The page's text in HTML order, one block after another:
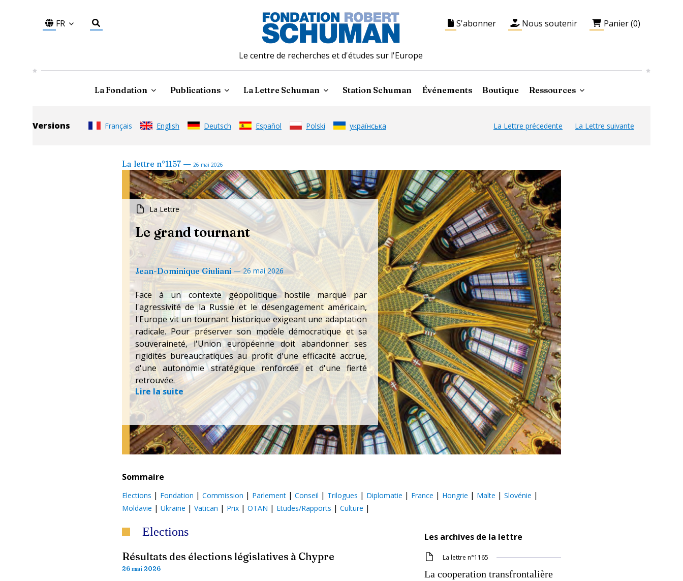
FR
Le centre de recherches et d'études sur l'Europe
S'abonner Nous soutenir Panier (0)
La Fondation Publications La Lettre Schuman Station Schuman Événements Boutique Ressources
Versions Français English Deutsch Español Polski українська La Lettre précedente La Lettre suivante
La lettre n°1157 — 26 mai 2026
La Lettre
Le grand tournant
Jean-Dominique Giuliani — 26 mai 2026
Face à un contexte géopolitique hostile marqué par
l'agressivité de la Russie et le désengagement américain,
l'Europe vit un tournant historique exigeant une adaptation
radicale. Pour préserver son modèle démocratique et sa
souveraineté, l'Union européenne doit abandonner ses
rigidités bureaucratiques au profit d'une efficacité accrue,
d'une autonomie stratégique renforcée et d'une fierté
retrouvée.
Lire la suite
Sommaire
Elections | Fondation | Commission | Parlement | Conseil | Trilogues | Diplomatie | France | Hongrie | Malte | Slovénie |
Moldavie | Ukraine | Vatican | Prix | OTAN | Etudes/Rapports | Culture |
Elections
Résultats des élections législatives à Chypre
26 mai 2026
Les archives de la lettre
La lettre n°1165
La cooperation transfrontalière